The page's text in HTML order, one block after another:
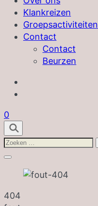
Klankreizen
Groepsactiviteiten
Contact
Contact
Beurzen
0
Zoeken
naar:
404